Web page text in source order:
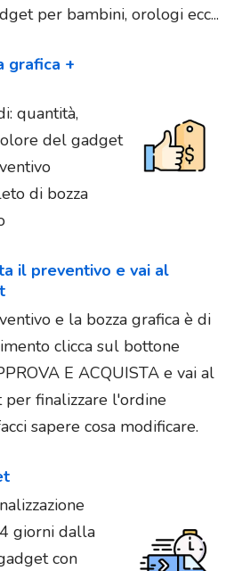
per bambini, orologi ecc...
grafica +
quantità,
del gadget
di bozza
il preventivo e vai al
e la bozza grafica è di
clicca sul bottone
E ACQUISTA e vai al
per finalizzare l'ordine
sapere cosa modificare.
giorni dalla
con